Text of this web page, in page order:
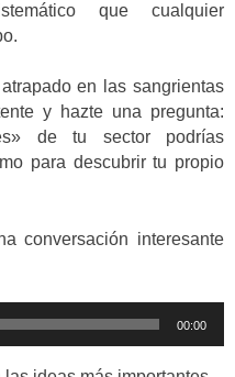
que cualquier
en las sangrientas
y hazte una pregunta:
de tu sector podrías
para descubrir tu propio
conversación interesante
00:00